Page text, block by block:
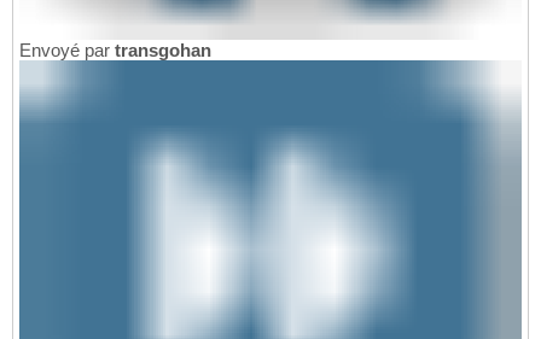
Envoyé par transgohan